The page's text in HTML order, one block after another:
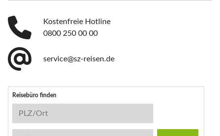
Kostenfreie Hotline
0800 250 00 00
service@sz-reisen.de
Reisebüro finden
Reisebüro-Suche
PLZ/Ort